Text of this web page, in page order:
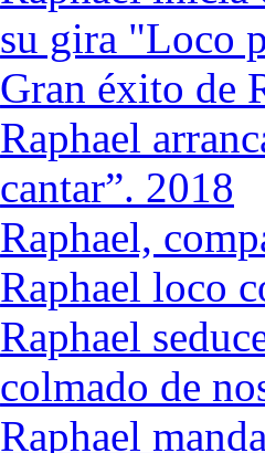
su gira "Loco
Gran éxito de
Raphael
cantar”. 2018
Raphael,
Raphael loco
Raphael
colmado de
Raphael